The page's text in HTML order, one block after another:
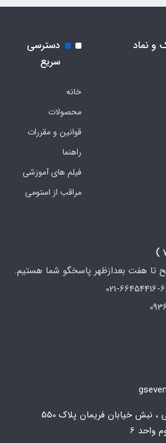
و نماد
دسترسی
سریع
خانه
محصولات
قوانین و مقررات
راهنما
فیلم های آموزشی
مراقب از استومی
تا هفت بعدازظهر پاسخگو شما هستیم.
تهران، خیابان طالقانی ، نبش خیابان فریمان پلاک 550